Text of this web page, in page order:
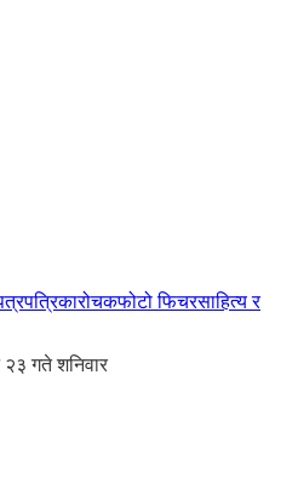
रोचकफोटो फिचरसाहित्य र
गते शनिवार